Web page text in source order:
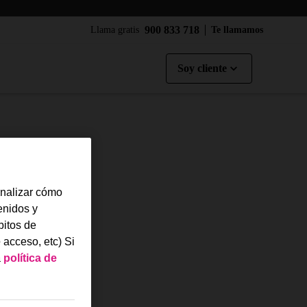
Llama gratis 900 833 718 Te llamamos
Soy cliente
cómo
y
de
etc) Si
política de